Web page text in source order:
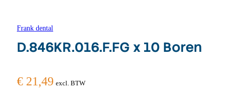
Frank dental
D.846KR.016.F.FG x 10 Boren
€ 21,49 excl. BTW